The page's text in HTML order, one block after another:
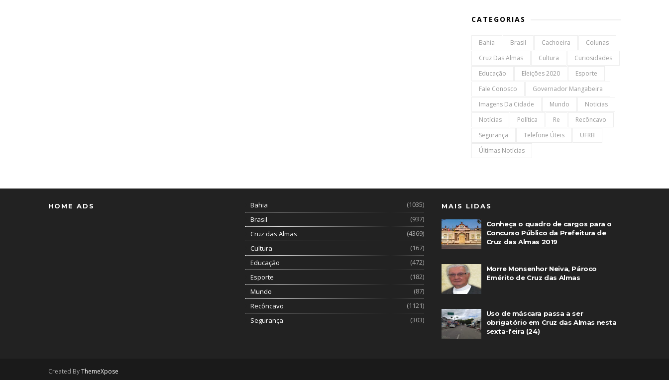
CATEGORIAS
Bahia Brasil Cachoeira
Colunas
Cruz Das Almas
Cultura
Curiosidades
Educação
Eleições 2020
Esporte
Fale Conosco
Governador Mangabeira
Imagens Da Cidade
Mundo
Noticias
Notícias
Política Re
Recôncavo
Segurança
Telefone Úteis
UFRB
Últimas Notícias
HOME ADS Bahia
(1035)
Brasil
(937)
Cruz das Almas
(4369)
Cultura
(167)
Educação
(472)
Esporte
(182)
Mundo
(87)
Recôncavo
(1121)
Segurança
(303)
MAIS LIDAS
Conheça o quadro de cargos para o
Concurso Público da Prefeitura de
Cruz das Almas 2019
Morre Monsenhor Neiva, Pároco
Emérito de Cruz das Almas
Uso de máscara passa a ser
obrigatório em Cruz das Almas nesta
sexta-feira (24)
Created ByThemeXpose